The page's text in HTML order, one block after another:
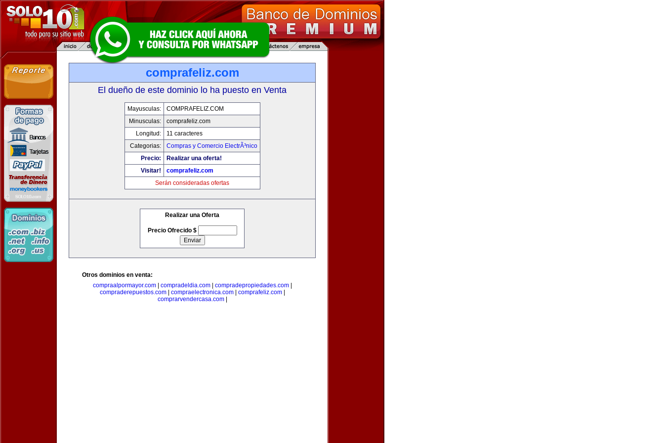
comprafeliz.com
El dueño de este dominio lo ha puesto en Venta
Mayusculas:
COMPRAFELIZ.COM
Minusculas:
comprafeliz.com
Longitud:
11 caracteres
Categorias:
Compras y Comercio ElectrÃ³nico
Precio:
Realizar una oferta!
Visitar!
comprafeliz.com
Serán consideradas ofertas
Realizar una Oferta
Precio Ofrecido $
Otros dominios en venta:
compraalpormayor.com| compradeldia.com| compradepropiedades.com|
compraderepuestos.com| compraelectronica.com| comprafeliz.com|
comprarvendercasa.com|